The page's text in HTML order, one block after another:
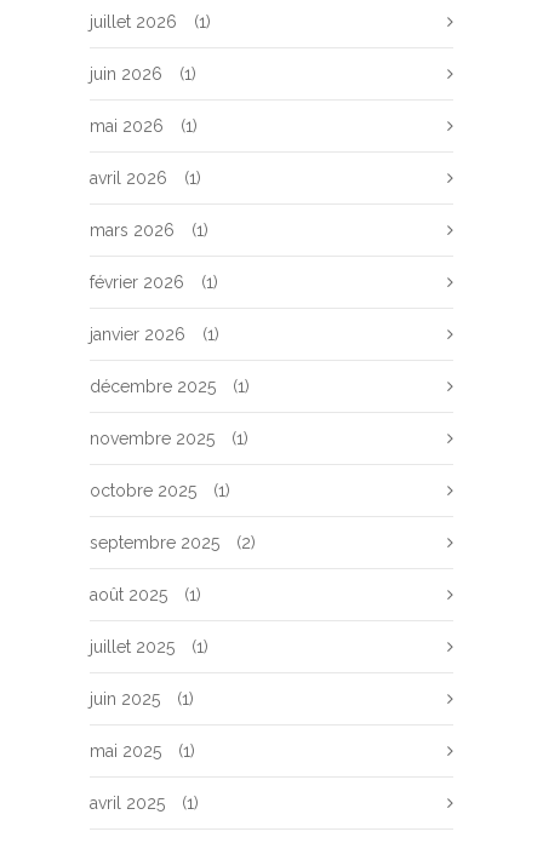
juillet 2026 (1)
juin 2026 (1)
mai 2026 (1)
avril 2026 (1)
mars 2026 (1)
février 2026 (1)
janvier 2026 (1)
décembre 2025 (1)
novembre 2025 (1)
octobre 2025 (1)
septembre 2025 (2)
août 2025 (1)
juillet 2025 (1)
juin 2025 (1)
mai 2025 (1)
avril 2025 (1)